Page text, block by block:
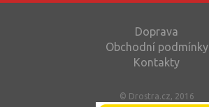
Doprava
Obchodní podmínky
Kontakty
© Drostra.cz, 2016